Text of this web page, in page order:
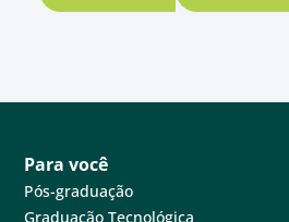
Para você
Pós-graduação
Graduação Tecnológica